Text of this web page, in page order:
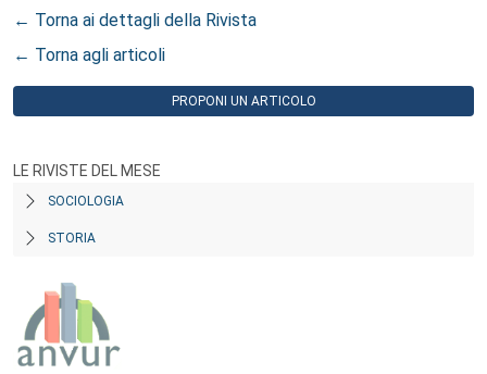
← Torna ai dettagli della Rivista
← Torna agli articoli
PROPONI UN ARTICOLO
LE RIVISTE DEL MESE
SOCIOLOGIA
STORIA